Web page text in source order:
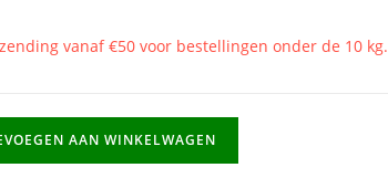
vanaf €50 voor bestellingen onder de 10 kg.
AAN WINKELWAGEN